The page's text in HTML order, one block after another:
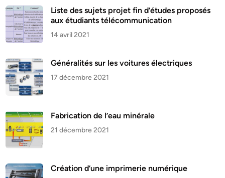
Liste des sujets projet fin d’études proposés
aux étudiants télécommunication
14 avril 2021
Généralités sur les voitures électriques
17 décembre 2021
Fabrication de l’eau minérale
21 décembre 2021
Création d’une imprimerie numérique